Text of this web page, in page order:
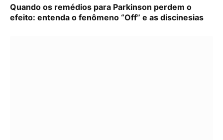
Quando os remédios para Parkinson perdem o
efeito: entenda o fenômeno “Off” e as discinesias